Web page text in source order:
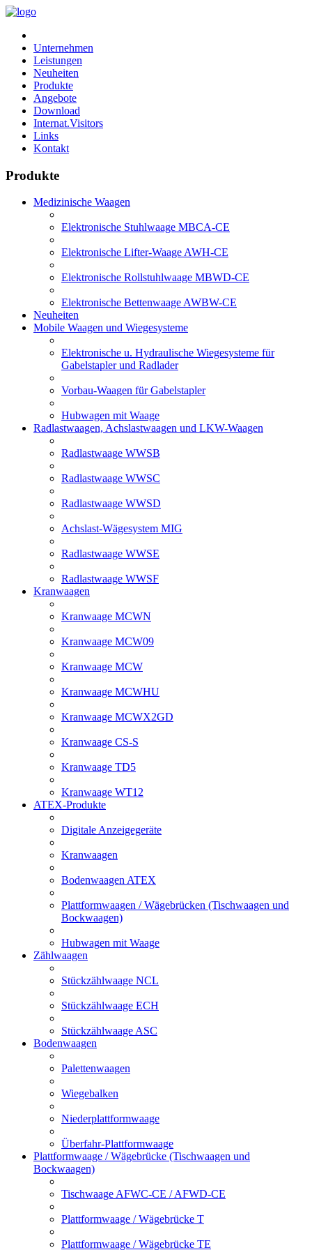
Unternehmen
Leistungen
Neuheiten
Produkte
Angebote
Download
Internat.Visitors
Links
Kontakt
Produkte
Medizinische Waagen
Elektronische Stuhlwaage MBCA-CE
Elektronische Lifter-Waage AWH-CE
Elektronische Rollstuhlwaage MBWD-CE
Elektronische Bettenwaage AWBW-CE
Neuheiten
Mobile Waagen und Wiegesysteme
Elektronische u. Hydraulische Wiegesysteme für
Gabelstapler und Radlader
Vorbau-Waagen für Gabelstapler
Hubwagen mit Waage
Radlastwaagen, Achslastwaagen und LKW-Waagen
Radlastwaage WWSB
Radlastwaage WWSC
Radlastwaage WWSD
Achslast-Wägesystem MIG
Radlastwaage WWSE
Radlastwaage WWSF
Kranwaagen
Kranwaage MCWN
Kranwaage MCW09
Kranwaage MCW
Kranwaage MCWHU
Kranwaage MCWX2GD
Kranwaage CS-S
Kranwaage TD5
Kranwaage WT12
ATEX-Produkte
Digitale Anzeigegeräte
Kranwaagen
Bodenwaagen ATEX
Plattformwaagen / Wägebrücken (Tischwaagen und
Bockwaagen)
Hubwagen mit Waage
Zählwaagen
Stückzählwaage NCL
Stückzählwaage ECH
Stückzählwaage ASC
Bodenwaagen
Palettenwaagen
Wiegebalken
Niederplattformwaage
Überfahr-Plattformwaage
Plattformwaage / Wägebrücke (Tischwaagen und
Bockwaagen)
Tischwaage AFWC-CE / AFWD-CE
Plattformwaage / Wägebrücke T
Plattformwaage / Wägebrücke TE